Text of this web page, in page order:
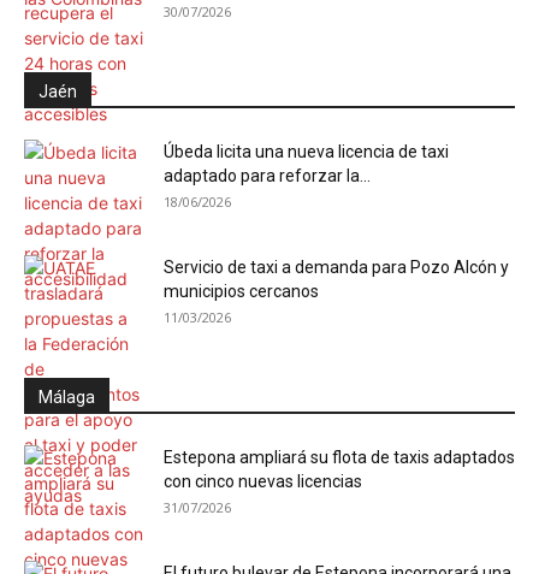
30/07/2026
Jaén
Úbeda licita una nueva licencia de taxi
adaptado para reforzar la...
18/06/2026
Servicio de taxi a demanda para Pozo Alcón y
municipios cercanos
11/03/2026
Málaga
Estepona ampliará su flota de taxis adaptados
con cinco nuevas licencias
31/07/2026